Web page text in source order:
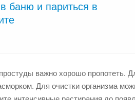
баню и париться в
важно хорошо пропотеть.
Для очистки организма